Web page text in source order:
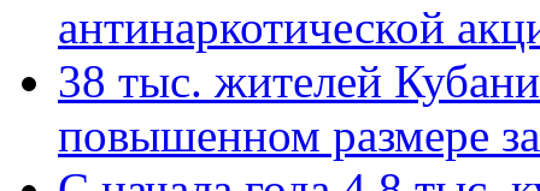
антинаркотической
38 тыс. жителей
повышенном размере